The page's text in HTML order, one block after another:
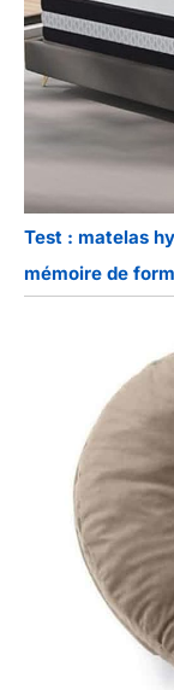
Test : matelas
mémoire de